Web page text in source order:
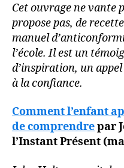
Cet ouvrage ne vante
propose pas, de
manuel
l’école. Il est un
d’inspiration, un
à la confiance.
Comment l’enfant
de comprendrepar
l’Instant Présent